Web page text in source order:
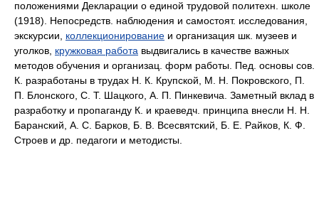
положениями Декларации о единой трудовой политехн. школе
(1918). Непосредств. наблюдения и самостоят. исследования,
экскурсии, коллекционирование и организация шк. музеев и
уголков, кружковая работа выдвигались в качестве важных
методов обучения и организац. форм работы. Пед. основы сов.
К. разработаны в трудах Н. К. Крупской, M. H. Покровского, П.
П. Блонского, С. Т. Шацкого, А. П. Пинкевича. Заметный вклад в
разработку и пропаганду К. и краеведч. принципа внесли H. H.
Баранский, А. С. Барков, Б. В. Всесвятский, Б. Е. Райков, К. Ф.
Строев и др. педагоги и методисты.